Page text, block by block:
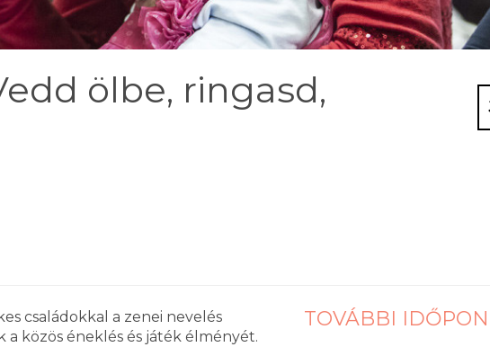
ölbe, ringasd,
családokkal a zenei nevelés
a közös éneklés és játék élményét.
TOVÁBBI